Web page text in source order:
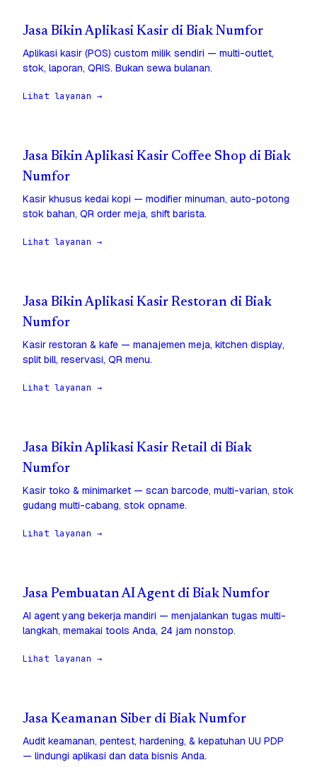
Jasa Bikin Aplikasi Kasir di Biak Numfor
Aplikasi kasir (POS) custom milik sendiri — multi-outlet,
stok, laporan, QRIS. Bukan sewa bulanan.
Lihat layanan →
Jasa Bikin Aplikasi Kasir Coffee Shop di Biak
Numfor
Kasir khusus kedai kopi — modifier minuman, auto-potong
stok bahan, QR order meja, shift barista.
Lihat layanan →
Jasa Bikin Aplikasi Kasir Restoran di Biak
Numfor
Kasir restoran & kafe — manajemen meja, kitchen display,
split bill, reservasi, QR menu.
Lihat layanan →
Jasa Bikin Aplikasi Kasir Retail di Biak
Numfor
Kasir toko & minimarket — scan barcode, multi-varian, stok
gudang multi-cabang, stok opname.
Lihat layanan →
Jasa Pembuatan AI Agent di Biak Numfor
AI agent yang bekerja mandiri — menjalankan tugas multi-
langkah, memakai tools Anda, 24 jam nonstop.
Lihat layanan →
Jasa Keamanan Siber di Biak Numfor
Audit keamanan, pentest, hardening, & kepatuhan UU PDP
— lindungi aplikasi dan data bisnis Anda.